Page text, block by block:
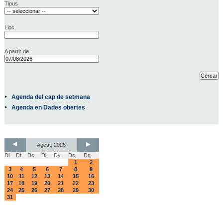
Tipus
Lloc
A partir de
Agenda del cap de setmana
Agenda en Dades obertes
Agost, 2026
Dl
Dt Dc Dj Dv Ds
Dg
1
2
3
4 5 6 7 8
9
10
11 12 13 14 15
16
17
18 19 20 21 22
23
24
25 26 27 28 29
30
31